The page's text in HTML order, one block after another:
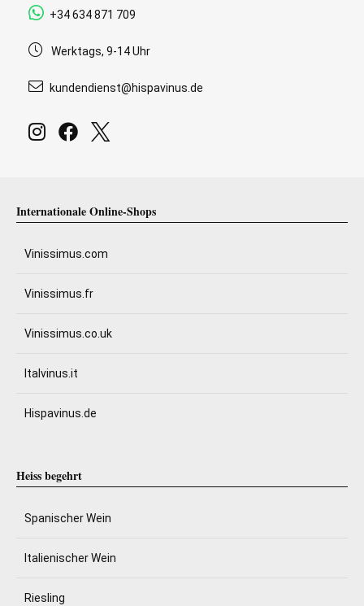
+34 634 871 709
Werktags, 9-14 Uhr
kundendienst@hispavinus.de
Internationale Online-Shops
Vinissimus.com
Vinissimus.fr
Vinissimus.co.uk
Italvinus.it
Hispavinus.de
Heiss begehrt
Spanischer Wein
Italienischer Wein
Riesling